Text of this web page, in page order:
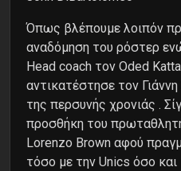
Όπως βλέπουμε λοιπόν
αναδόμηση του ρόστερ
Head coach τον Oded
αντικατέστησε τον
της περσυνής χρονιάς .
προσθήκη του
Lorenzo Brown αφού
τόσο με την Unics όσο